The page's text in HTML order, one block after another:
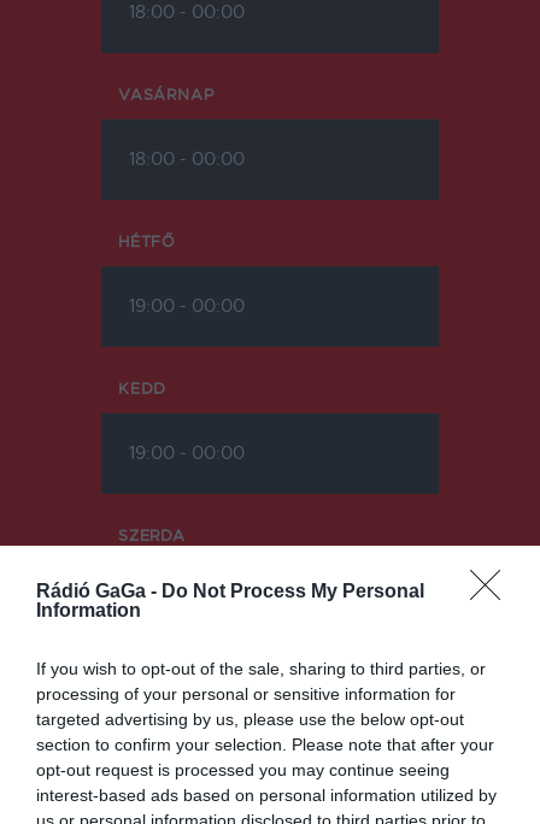
Rádió GaGa - Do Not Process My Personal
Information
If you wish to opt-out of the sale, sharing to third parties, or
processing of your personal or sensitive information for
targeted advertising by us, please use the below opt-out
section to confirm your selection. Please note that after your
opt-out request is processed you may continue seeing
interest-based ads based on personal information utilized by
18:00 - 00:00
VASÁRNAP
18:00 - 00:00
HÉTFŐ
19:00 - 00:00
KEDD
19:00 - 00:00
SZERDA
19:00- 00:00
CSÜTÖRTÖK
19:00 -00:00